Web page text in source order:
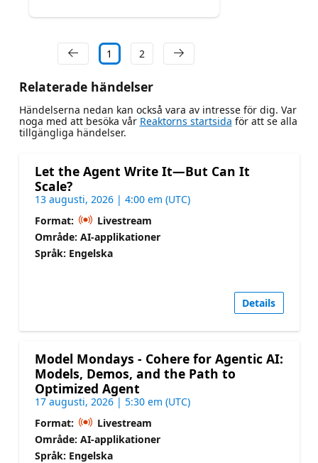
1 2
Relaterade händelser
Händelserna nedan kan också vara av intresse för dig. Var
noga med att besöka vår Reaktorns startsida för att se alla
tillgängliga händelser.
Let the Agent Write It—But Can It
Scale?
13 augusti, 2026 | 4:00 em (UTC)
Format:
Livestream
Område: AI-applikationer
Språk: Engelska
Details
Model Mondays - Cohere for Agentic AI:
Models, Demos, and the Path to
Optimized Agent
17 augusti, 2026 | 5:30 em (UTC)
Format:
Livestream
Område: AI-applikationer
Språk: Engelska